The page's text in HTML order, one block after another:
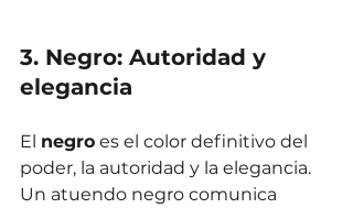
3. Negro: Autoridad y
elegancia
El negro es el color definitivo del
poder, la autoridad y la elegancia.
Un atuendo negro comunica